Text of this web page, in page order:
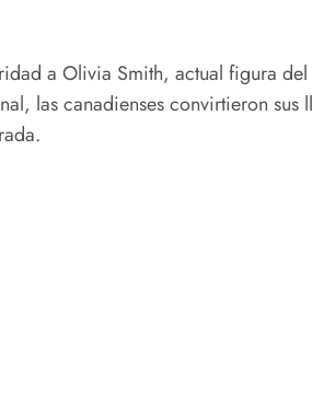
a Olivia Smith, actual figura
las canadienses convirtieron sus